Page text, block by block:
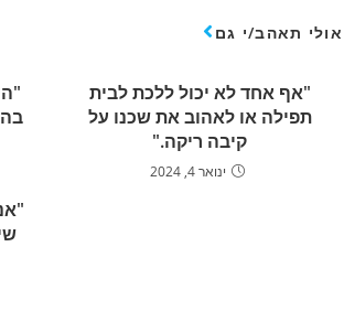
אולי תאהב/י גם
"אף אחד לא יכול ללכת לבית
תפילה או לאהוב את שכנו על
קיבה ריקה."
ינואר 4, 2024